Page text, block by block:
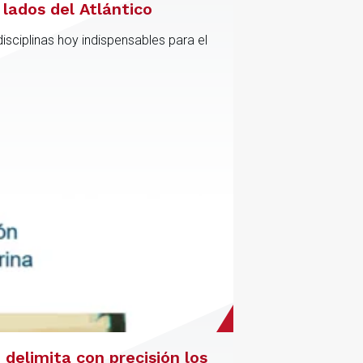
del Atlántico
hoy indispensables para el
con precisión los